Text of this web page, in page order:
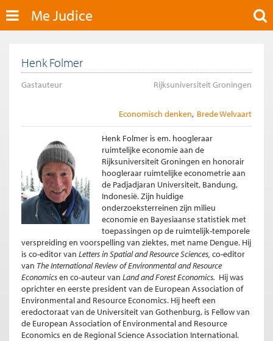
Me Judice
Henk Folmer
Gastauteur Rijksuniversiteit Groningen
Economisch denken Brede Welvaart
Henk Folmer is em. hoogleraar
ruimtelijke economie aan de
Rijksuniversiteit Groningen en honorair
hoogleraar ruimtelijke econometrie aan
de Padjadjaran Universiteit, Bandung,
Indonesië. Zijn huidige
onderzoeksterreinen zijn milieu
economie en Bayesiaanse statistiek met
toepassingen op de ruimtelijk-temporele
verspreiding en voorspelling van ziektes, met name Dengue. Hij
is co-editor van Letters in Spatial and Resource Sciences, co-editor
van The International Review of Environmental and Resource
Economicsen co-auteur van Land and Forest Economics. Hij was
oprichter en eerste president van de European Association of
Environmental and Resource Economics. Hij heeft een
eredoctoraat van de Universiteit van Gothenburg, is Fellow van
de European Association of Environmental and Resource
Economics en de Regional Science Association International.